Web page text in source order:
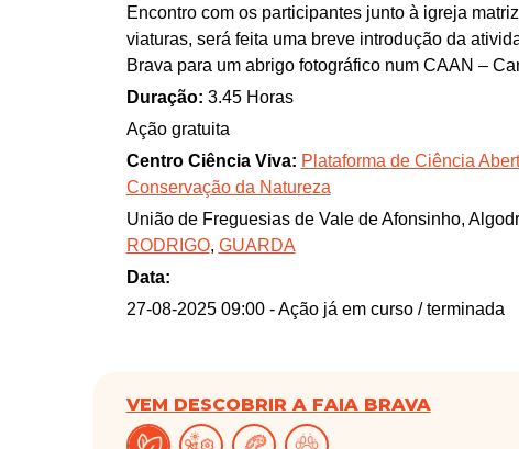
Encontro com os participantes junto à igreja
viaturas, será feita uma breve introdução da
Brava para um abrigo fotográfico num CAAN –
Duração: 3.45 Horas
Ação gratuita
Centro Ciência Viva: Plataforma de Ciência
Conservação da Natureza
União de Freguesias de Vale de Afonsinho,
RODRIGO, GUARDA
Data:
27-08-2025 09:00 - Ação já em curso / terminada
VEM DESCOBRIR A FAIA BRAVA